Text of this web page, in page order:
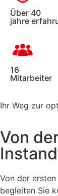
Über 40
jahre
16
Mitarbeiter
Ihr Weg zur
Von
Von der
begleiten Sie